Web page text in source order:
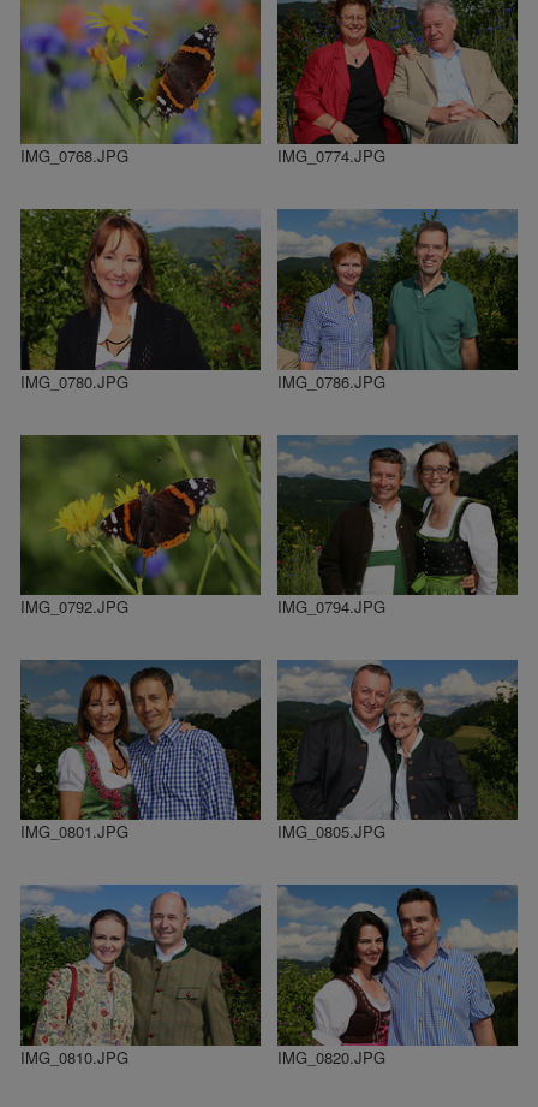
IMG_0768.JPG IMG_0774.JPG
IMG_0780.JPG IMG_0786.JPG
IMG_0792.JPG IMG_0794.JPG
IMG_0801.JPG IMG_0805.JPG
IMG_0810.JPG IMG_0820.JPG